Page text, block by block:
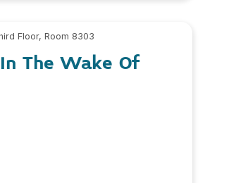
Floor, Room 8303
The Wake Of